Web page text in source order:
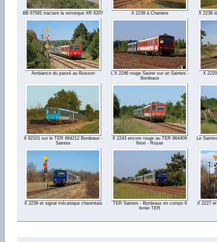
BB 67581 tractant la remorque XR 6207 X 2239 à Chaniers X 2238
Ambiance du passé au Buisson
L'X 2246 rouge Saurer sur un Saintes -
Bordeaux
X
X 92101 sur le TER 864212 Bordeaux -
Saintes
X 2243 encore rouge au TER 864409
Niort - Royan
Le
X 2239 et signal mécanique charentais
TER Saintes - Bordeaux en compo 6
livrée TER
X 2227